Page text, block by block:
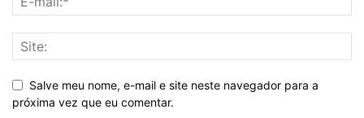
Salve meu nome, e-mail e site neste navegador para a
próxima vez que eu comentar.